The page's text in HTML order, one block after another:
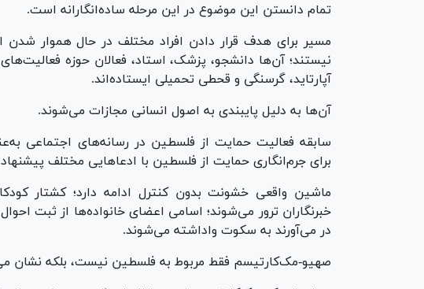
تمام دانستن این موضوع در این مرحله ساده‌انگارانه است.
مسیر برای هدف قرار دادن افراد مختلف در حال هموار
نیستند؛ آن‌ها دانشجو، پزشک، استاد، فعالان حوزه
آپارتاید، گرسنگی و قحطی تحمیلی ایستاده‌اند.
آن‌ها به دلیل پایبندی به اصول انسانی مجازات می‌شوند.
سابقه فعالیت حمایت از فلسطین در رسانه‌های اجتماعی
برای جرم‌انگاری حمایت از فلسطین با ادعا‌هایی مختلف
ماشین واقعی خشونت بدون کنترل ادامه دارد؛ کشتار
خبرنگاران ترور می‌شوند؛ اسامی اعضای خانواده‌ها از ثبت
در می‌آورند به سکوت واداشته می‌شوند.
صهیو-مک‌کارتیسم فقط مربوط به فلسطین نیست، بلکه نشان